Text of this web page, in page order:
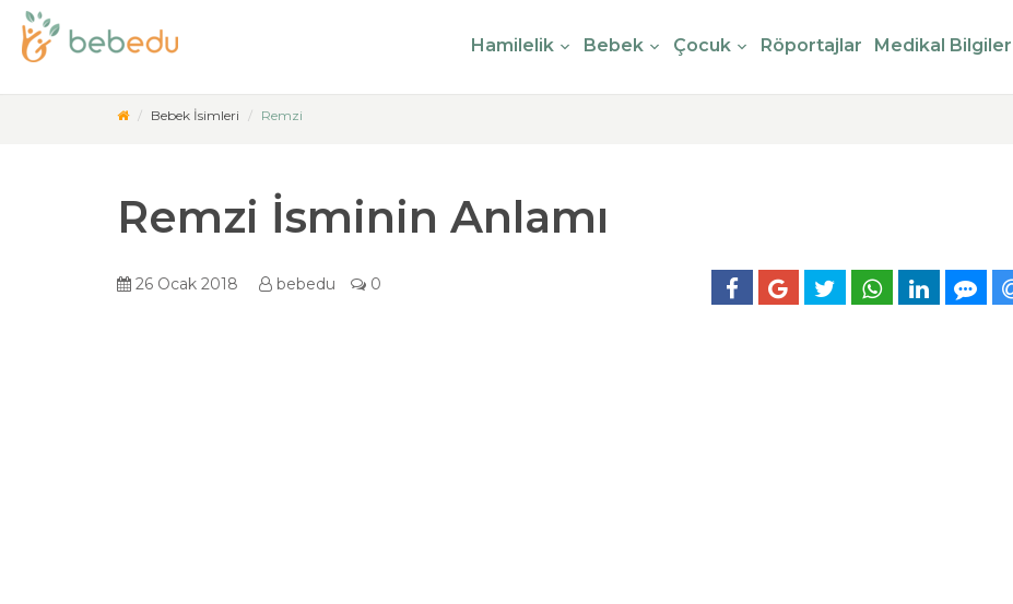
Hamilelik Bebek Çocuk Röportajlar Medikal Bilgiler
Bebek İsimleri Remzi
Remzi İsminin Anlamı
26 Ocak 2018 bebedu 0